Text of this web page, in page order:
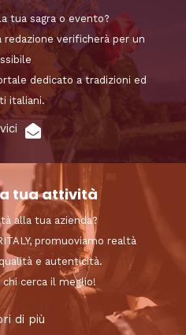
tua sagra o evento?
verificherà per un
dedicato a tradizioni ed
italiani.
tua attività
alla tua azienda?
promuoviamo realtà
e autenticità.
cerca il meglio!
di più